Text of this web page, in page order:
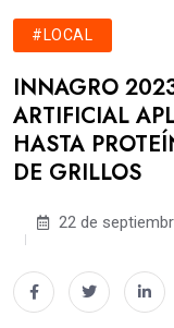
#LOCAL
INNAGRO
ARTIFICIAL
HASTA
DE GRILLOS
22 de